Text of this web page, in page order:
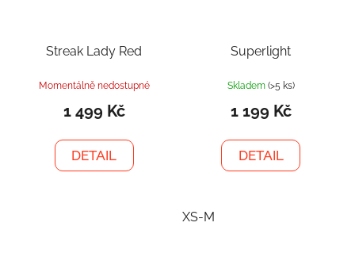
Streak Lady Red
Momentálně nedostupné
1 499 Kč
DETAIL
Superlight
Skladem (>5 ks)
1 199 Kč
DETAIL
XS-M